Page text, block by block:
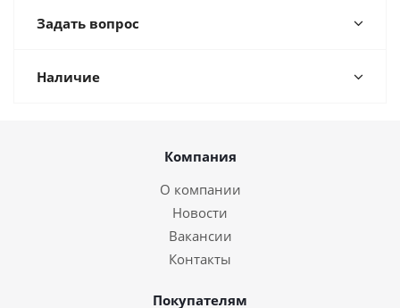
Задать вопрос
Наличие
Компания
О компании
Новости
Вакансии
Контакты
Покупателям